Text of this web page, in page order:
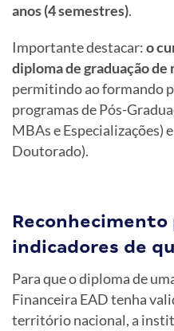
anos (4 semestres).
Importante destacar:o
diploma de graduação
permitindo ao formando
programas de Pós-
MBAs e Especializações) e
Doutorado).
Reconhecimento
indicadores de
Para que o diploma de
Financeira EAD tenha
território nacional, a